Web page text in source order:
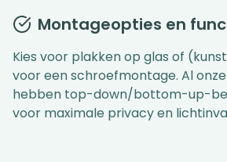
Montageopties en
Kies voor plakken op glas of
voor een schroefmontage. Al
hebben top-down/bottom-up-
voor maximale privacy en